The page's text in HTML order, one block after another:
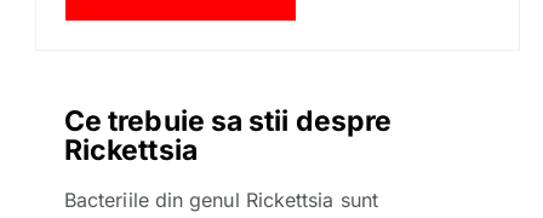
Ce trebuie sa stii despre
Rickettsia
Bacteriile din genul Rickettsia sunt